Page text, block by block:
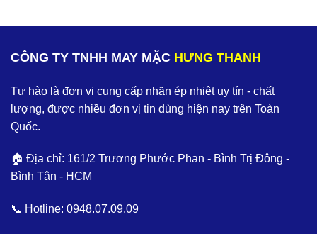
CÔNG TY TNHH MAY MẶC HƯNG THANH
Tự hào là đơn vị cung cấp nhãn ép nhiệt uy tín - chất
lượng, được nhiều đơn vị tin dùng hiện nay trên Toàn
Quốc.
🏠 Địa chỉ: 161/2 Trương Phước Phan - Bình Trị Đông -
Bình Tân - HCM
📞 Hotline: 0948.07.09.09